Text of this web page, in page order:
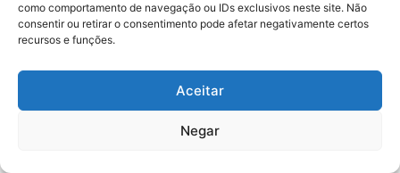
como comportamento de navegação ou IDs exclusivos neste site. Não
consentir ou retirar o consentimento pode afetar negativamente certos
recursos e funções.
Aceitar
Negar
Eleições 2026: procuradores e
promotores eleitorais realizam
reunião de alinhamento no RN